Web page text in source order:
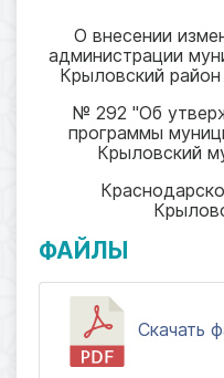
О внесении
администрации
Крыловский
№ 292 "Об
программы
Крыловский
ФАЙЛЫ
Скачать